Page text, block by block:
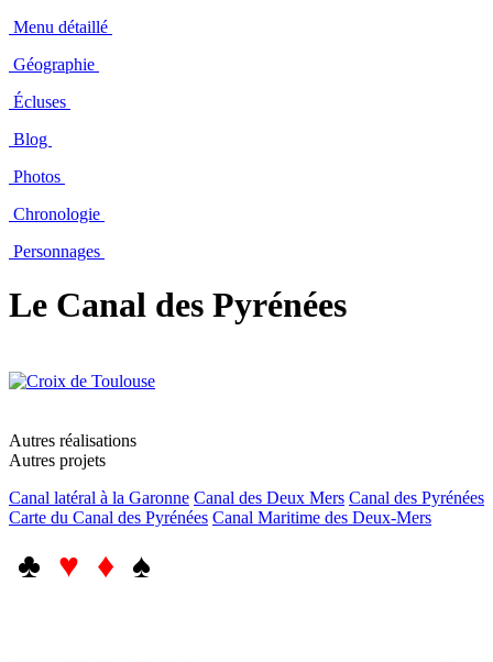
Menu détaillé
Géographie
Écluses
Blog
Photos
Chronologie
Personnages
Le Canal des Pyrénées
Autres réalisations
Autres projets
Canal latéral à la Garonne Canal des Deux Mers Canal des Pyrénées
Carte du Canal des Pyrénées Canal Maritime des Deux-Mers
♣ ♥ ♦ ♠